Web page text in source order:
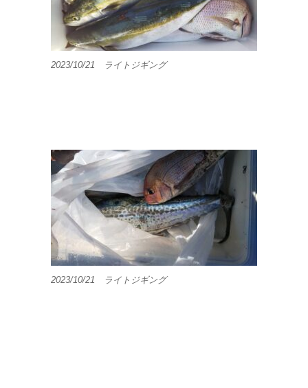
2023/10/21 ライトジギング
2023/10/21 ライトジギング